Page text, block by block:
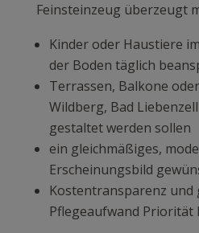
Feinsteinzeug überzeugt
Kinder oder Haustiere
der Boden täglich
Terrassen, Balkone
Wildberg, Bad
gestaltet werden sollen
ein gleichmäßiges,
Erscheinungsbild
Kostentransparenz und
Pflegeaufwand Priorität